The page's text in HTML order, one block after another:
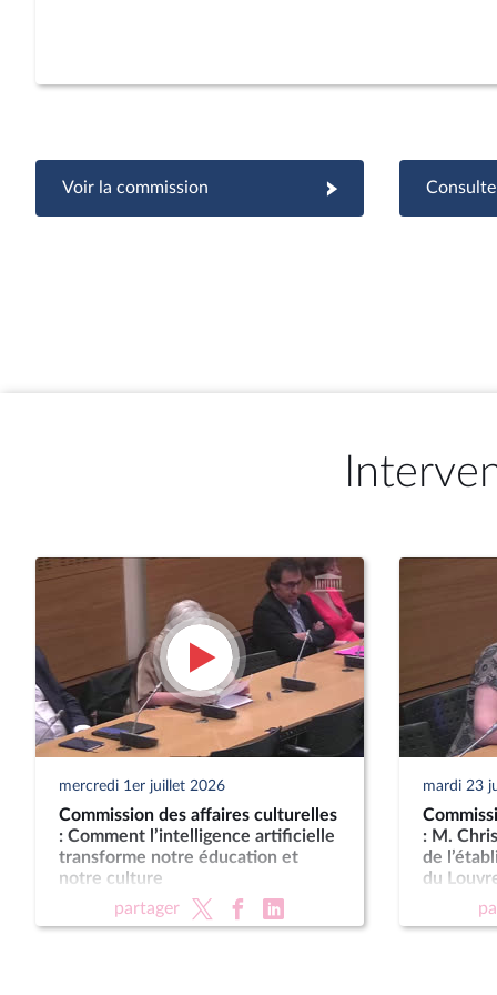
Voir la commission
mercredi 1er juillet 2026
Commission des affaires culturelles
: Comment l’intelligence artificielle
transforme notre éducation et
notre culture
partager
mardi 23
: M.
de
du